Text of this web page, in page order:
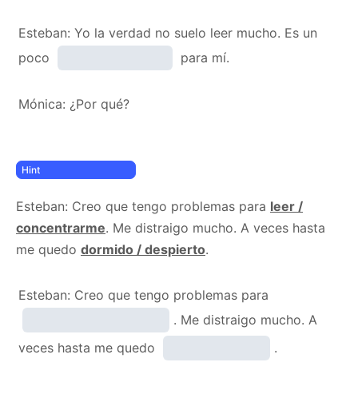
Esteban: Yo la verdad no suelo leer mucho. Es un
poco
para mí.
Mónica: ¿Por qué?
Esteban: Creo que tengo problemas para leer /
concentrarme. Me distraigo mucho. A veces hasta
me quedo dormido / despierto.
Esteban: Creo que tengo problemas para
. Me distraigo mucho. A
veces hasta me quedo
.